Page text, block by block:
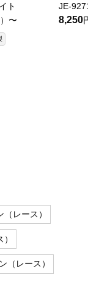
ト
〜
JE-
8,250
レース）
（レース）